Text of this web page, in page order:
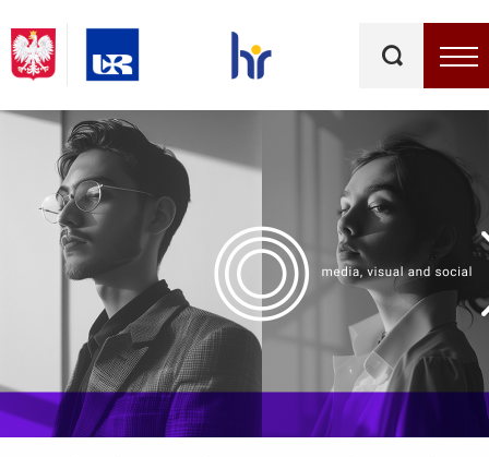
kluczowe
Menu - górna belka